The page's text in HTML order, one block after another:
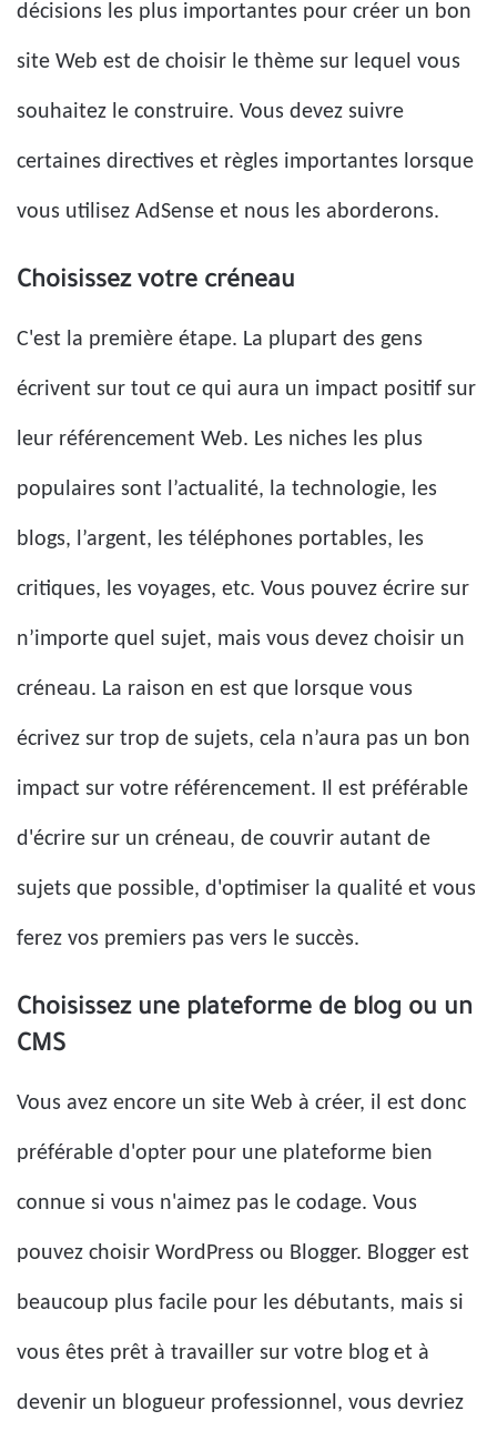
décisions les plus importantes pour créer un bon
site Web est de choisir le thème sur lequel vous
souhaitez le construire. Vous devez suivre
certaines directives et règles importantes lorsque
vous utilisez AdSense et nous les aborderons.
Choisissez votre créneau
C'est la première étape. La plupart des gens
écrivent sur tout ce qui aura un impact positif sur
leur référencement Web. Les niches les plus
populaires sont l’actualité, la technologie, les
blogs, l’argent, les téléphones portables, les
critiques, les voyages, etc. Vous pouvez écrire sur
n’importe quel sujet, mais vous devez choisir un
créneau. La raison en est que lorsque vous
écrivez sur trop de sujets, cela n’aura pas un bon
impact sur votre référencement. Il est préférable
d'écrire sur un créneau, de couvrir autant de
sujets que possible, d'optimiser la qualité et vous
ferez vos premiers pas vers le succès.
Choisissez une plateforme de blog ou un
CMS
Vous avez encore un site Web à créer, il est donc
préférable d'opter pour une plateforme bien
connue si vous n'aimez pas le codage. Vous
pouvez choisir WordPress ou Blogger. Blogger est
beaucoup plus facile pour les débutants, mais si
vous êtes prêt à travailler sur votre blog et à
devenir un blogueur professionnel, vous devriez